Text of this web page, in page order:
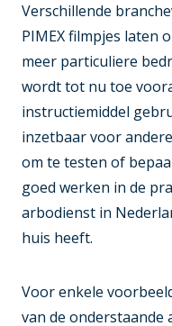
Verschillende
PIMEX filmpjes laten
meer particuliere
wordt tot nu toe
instructiemiddel
inzetbaar voor
om te testen of
goed werken in de
arbodienst in
huis heeft.
Voor enkele
van de onderstaande